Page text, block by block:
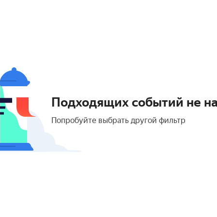
Подходящих событий не
Попробуйте выбрать другой фильтр